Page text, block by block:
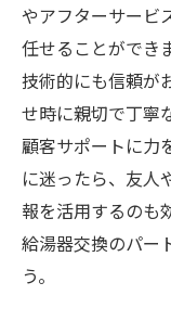
やアフターサービ
任せることができ
技術的にも信頼が
せ時に親切で丁寧
顧客サポートに力
に迷ったら、友人
報を活用するのも
給湯器交換のパー
う。